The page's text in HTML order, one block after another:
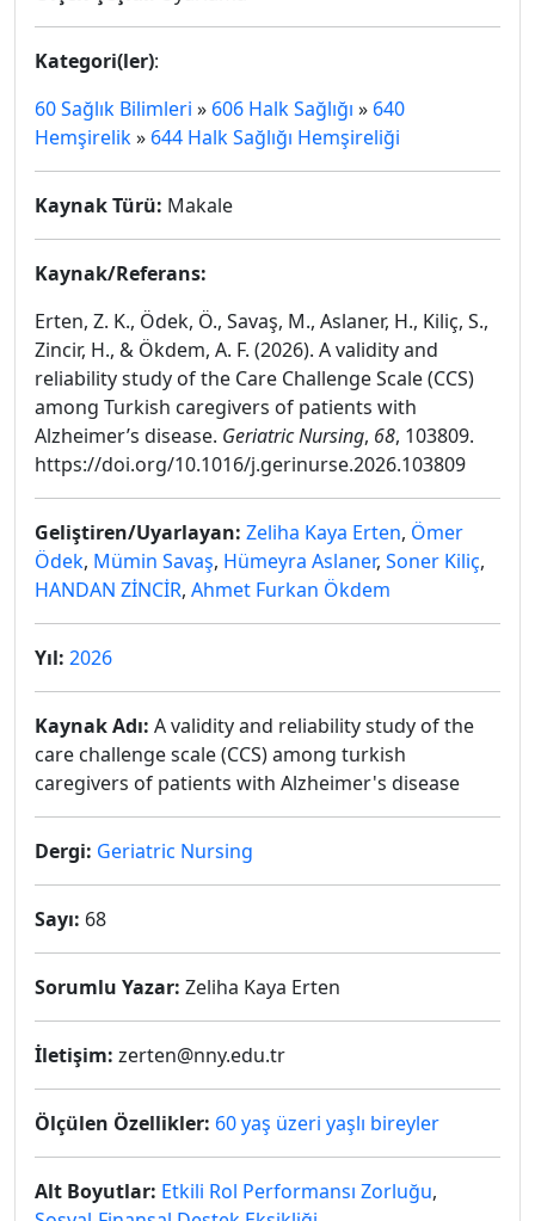
Kategori(ler):
60 Sağlık Bilimleri » 606 Halk Sağlığı » 640
Hemşirelik» 644 Halk Sağlığı Hemşireliği
Kaynak Türü: Makale
Kaynak/Referans:
Erten, Z. K., Ödek, Ö., Savaş, M., Aslaner, H., Kiliç, S.,
Zincir, H., & Ökdem, A. F. (2026). A validity and
reliability study of the Care Challenge Scale (CCS)
among Turkish caregivers of patients with
Alzheimer’s disease. Geriatric Nursing, 68, 103809.
https://doi.org/10.1016/j.gerinurse.2026.103809
Geliştiren/Uyarlayan: Zeliha Kaya Erten, Ömer
Ödek, Mümin Savaş, Hümeyra Aslaner, Soner Kiliç,
HANDAN ZİNCİR, Ahmet Furkan Ökdem
Yıl: 2026
Kaynak Adı: A validity and reliability study of the
care challenge scale (CCS) among turkish
caregivers of patients with Alzheimer's disease
Dergi: Geriatric Nursing
Sayı: 68
Sorumlu Yazar: Zeliha Kaya Erten
İletişim: zerten@nny.edu.tr
Ölçülen Özellikler: 60 yaş üzeri yaşlı bireyler
Alt Boyutlar: Etkili Rol Performansı Zorluğu,